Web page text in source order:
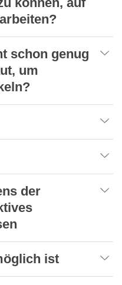
schon genug
um
der
ist